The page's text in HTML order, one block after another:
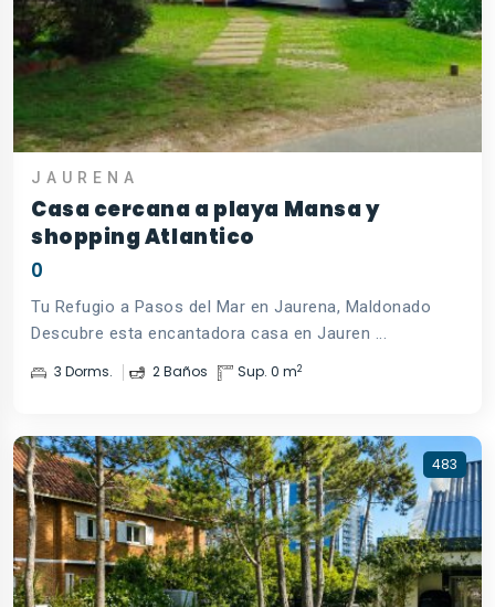
JAURENA
Casa cercana a playa Mansa y
shopping Atlantico
0
Tu Refugio a Pasos del Mar en Jaurena, Maldonado
Descubre esta encantadora casa en Jauren ...
3 Dorms. 2 Baños Sup. 0 m2
483